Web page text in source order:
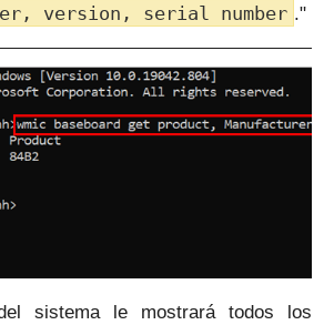
version, serial number ."
sistema le mostrará todos los